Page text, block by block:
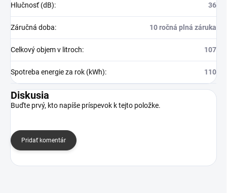
Hlučnosť (dB): 36
Záručná doba: 10 ročná plná záruka
Celkový objem v litroch: 107
Spotreba energie za rok (kWh): 110
Diskusia
Buďte prvý, kto napíše príspevok k tejto položke.
Pridať komentár